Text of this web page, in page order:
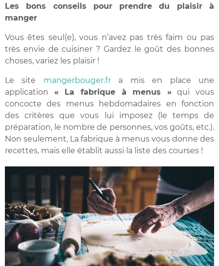
Les bons conseils pour prendre du plaisir à
manger
Vous êtes seul(e), vous n’avez pas très faim ou pas
très envie de cuisiner ? Gardez le goût des bonnes
choses, variez les plaisir !
Le site mangerbouger.fra mis en place une
application « La fabrique à menus »qui vous
concocte des menus hebdomadaires en fonction
des critères que vous lui imposez (le temps de
préparation, le nombre de personnes, vos goûts, etc.).
Non seulement, La fabrique à menus vous donne des
recettes, mais elle établit aussi la liste des courses !